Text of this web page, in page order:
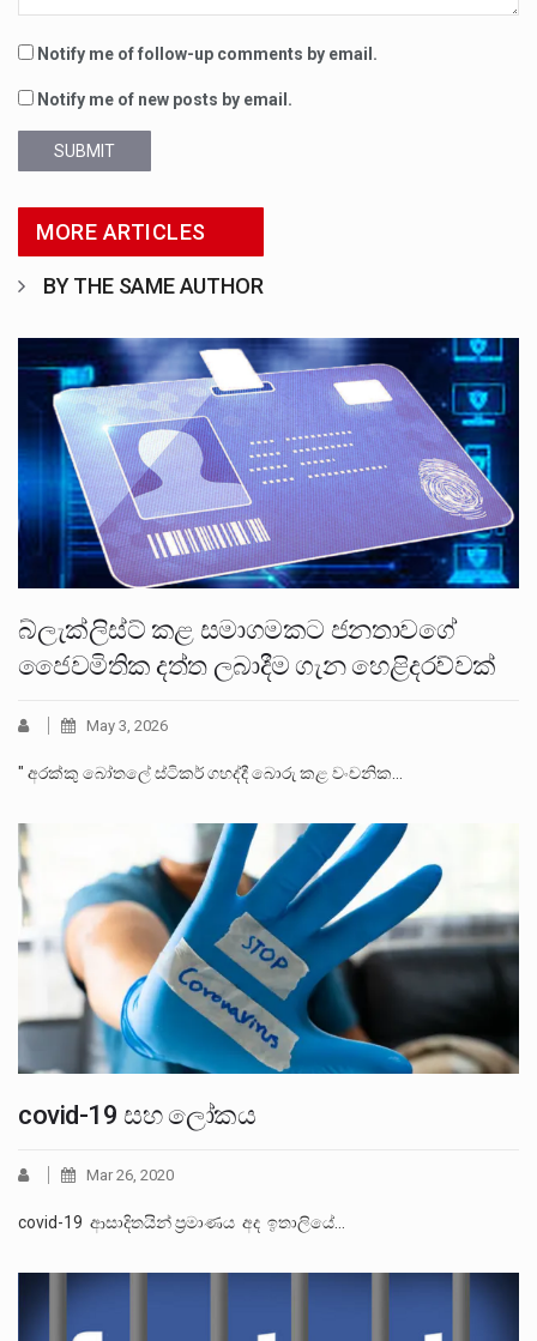
Notify me of follow-up comments by email.
Notify me of new posts by email.
SUBMIT
MORE ARTICLES
BY THE SAME AUTHOR
බ්ලැක්ලිස්ට් කළ සමාගමකට ජනතාවගේ
ජෛවමිතික දත්ත ලබාදීම ගැන හෙළිදරව්වක්
May 3, 2026
" අරක්කු බෝතලේ ස්ටිකර් ගහද්දී බොරු කළ වංචනික…
covid-19 සහ ලෝකය
Mar 26, 2020
covid-19 ආසාදිතයින් ප්‍රමාණය අද ඉතාලියේ…